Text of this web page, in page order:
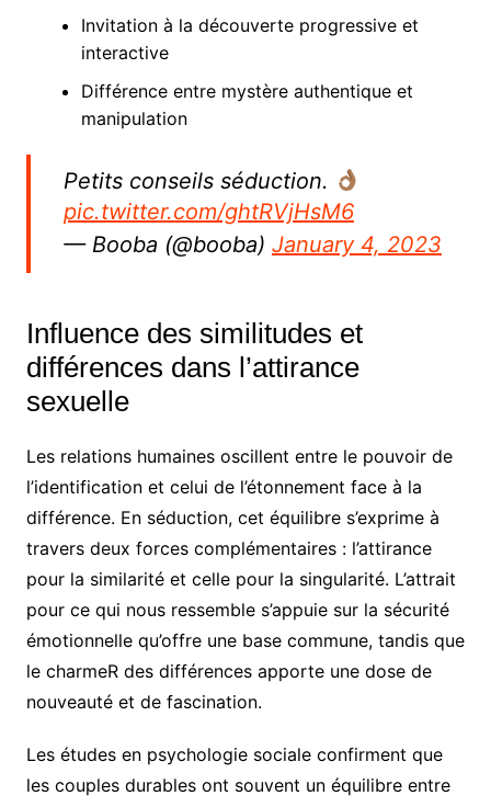
Invitation à la découverte progressive et
interactive
Différence entre mystère authentique et
manipulation
Petits conseils séduction.
pic.twitter.com/ghtRVjHsM6
— Booba (@booba) January 4, 2023
Influence des similitudes et
différences dans l’attirance
sexuelle
Les relations humaines oscillent entre le pouvoir de
l’identification et celui de l’étonnement face à la
différence. En séduction, cet équilibre s’exprime à
travers deux forces complémentaires : l’attirance
pour la similarité et celle pour la singularité. L’attrait
pour ce qui nous ressemble s’appuie sur la sécurité
émotionnelle qu’offre une base commune, tandis que
le charmeR des différences apporte une dose de
nouveauté et de fascination.
Les études en psychologie sociale confirment que
les couples durables ont souvent un équilibre entre